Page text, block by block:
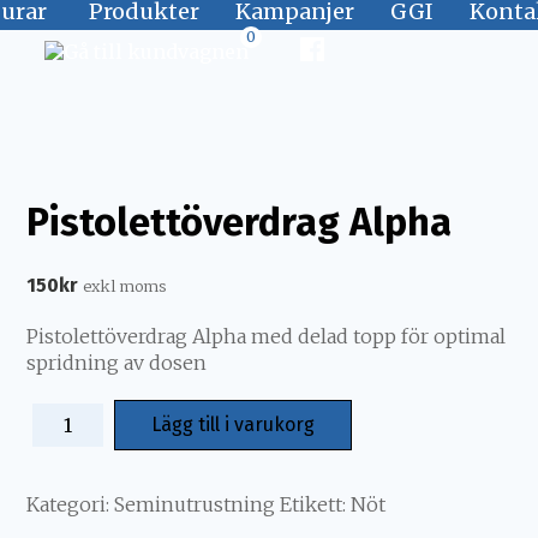
0
Produkter Kampanjer GGI
Pistolettöverdrag Alpha
150 kr exkl moms
Pistolettöverdrag Alpha med delad topp för optimal
spridning av dosen
Lägg till i varukorg
Kategori:Seminutrustning Etikett:Nöt